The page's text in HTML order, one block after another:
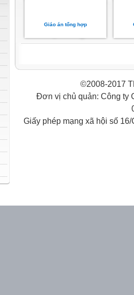
Giáo án tổng hợp
©2008-2017
Đơn vị chủ quản: Công ty
Giấy phép mạng xã hội số